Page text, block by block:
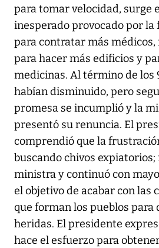
para tomar velocidad, surge
inesperado provocado por la
para contratar más médicos,
para hacer más edificios y
medicinas. Al término de los
habían disminuido, pero
promesa se incumplió y la
presentó su renuncia. El
comprendió que la
buscando chivos expiatorios;
ministra y continuó con
el objetivo de acabar con las
que forman los pueblos para
heridas. El presidente
hace el esfuerzo para